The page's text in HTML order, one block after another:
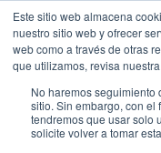
Este sitio web almacena
nuestro sitio web y ofrecer
web como a través de otras
que utilizamos, revisa
No haremos seguimiento
sitio. Sin embargo, con el
tendremos que usar solo
solicite volver a tomar
Saltar
contenido